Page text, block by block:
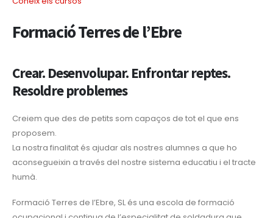
Formació Terres de l’Ebre
Crear. Desenvolupar. Enfrontar reptes.
Resoldre problemes
Creiem que des de petits som capaços de tot el que ens
proposem.
La nostra finalitat és ajudar als nostres alumnes a que ho
aconsegueixin a través del nostre sistema educatiu i el tracte
humà.
Formació Terres de l’Ebre, SL és una escola de formació